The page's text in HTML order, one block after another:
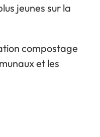
jeunes sur la
compostage
et les